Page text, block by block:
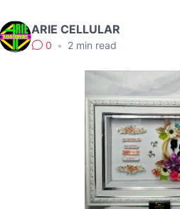
ARIE CELLULAR
0 • 2 min read